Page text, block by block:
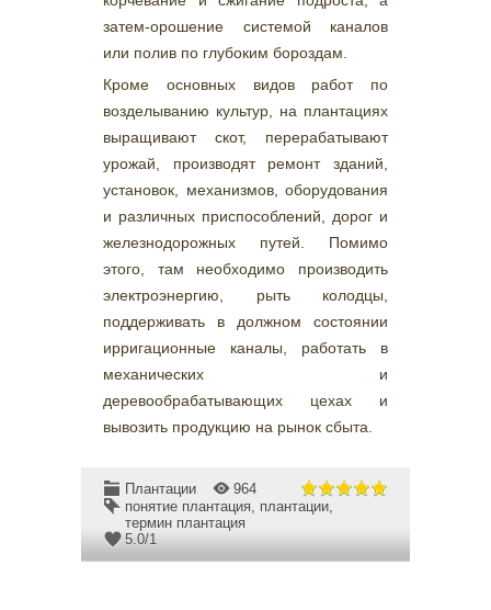
затем-орошение системой каналов
или полив по глубоким бороздам.
Кроме основных видов работ по
возделыванию культур, на плантациях
выращивают скот, перерабатывают
урожай, производят ремонт зданий,
установок, механизмов, оборудования
и различных приспособлений, дорог и
железнодорожных путей. Помимо
этого, там необходимо производить
электроэнергию, рыть колодцы,
поддерживать в должном состоянии
ирригационные каналы, работать в
механических и
деревообрабатывающих цехах и
вывозить продукцию на рынок сбыта.
Плантации
964
понятие плантация, плантации,
термин плантация
5.0/1